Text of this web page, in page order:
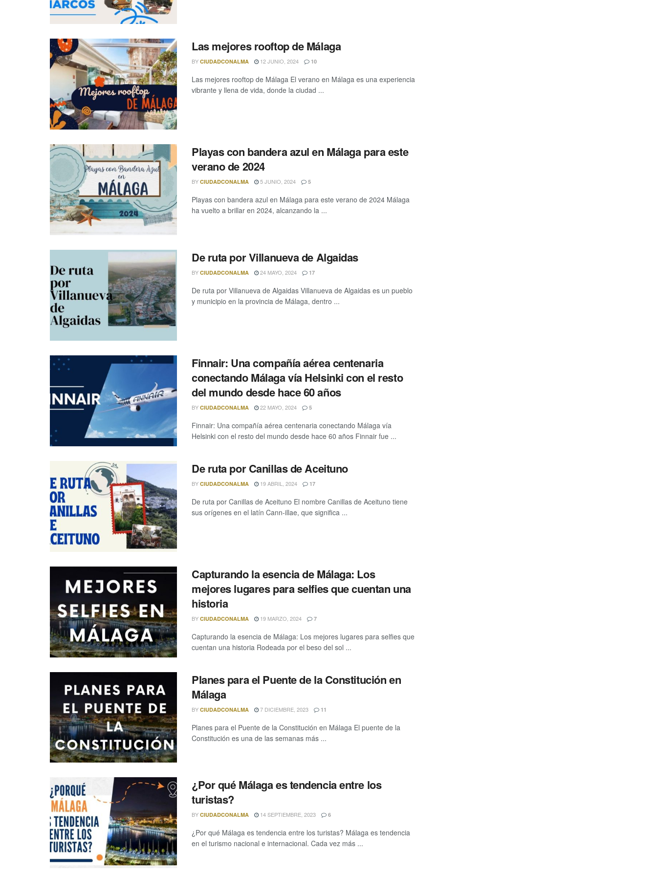
Las mejores rooftop de Málaga
BY CIUDADCONALMA 12 JUNIO, 2024 10
Las mejores rooftop de Málaga El verano en Málaga es una experiencia
vibrante y llena de vida, donde la ciudad ...
Playas con bandera azul en Málaga para este
verano de 2024
BY CIUDADCONALMA 5 JUNIO, 2024 5
Playas con bandera azul en Málaga para este verano de 2024 Málaga
ha vuelto a brillar en 2024, alcanzando la ...
De ruta por Villanueva de Algaidas
BY CIUDADCONALMA 24 MAYO, 2024 17
De ruta por Villanueva de Algaidas Villanueva de Algaidas es un pueblo
y municipio en la provincia de Málaga, dentro ...
Finnair: Una compañía aérea centenaria
conectando Málaga vía Helsinki con el resto
del mundo desde hace 60 años
BY CIUDADCONALMA 22 MAYO, 2024 5
Finnair: Una compañía aérea centenaria conectando Málaga vía
Helsinki con el resto del mundo desde hace 60 años Finnair fue ...
De ruta por Canillas de Aceituno
BY CIUDADCONALMA 19 ABRIL, 2024 17
De ruta por Canillas de Aceituno El nombre Canillas de Aceituno tiene
sus orígenes en el latín Cann-illae, que significa ...
Capturando la esencia de Málaga: Los
mejores lugares para selfies que cuentan una
historia
BY CIUDADCONALMA 19 MARZO, 2024 7
Capturando la esencia de Málaga: Los mejores lugares para selfies que
cuentan una historia Rodeada por el beso del sol ...
Planes para el Puente de la Constitución en
Málaga
BY CIUDADCONALMA 7 DICIEMBRE, 2023 11
Planes para el Puente de la Constitución en Málaga El puente de la
Constitución es una de las semanas más ...
¿Por qué Málaga es tendencia entre los
turistas?
BY CIUDADCONALMA 14 SEPTIEMBRE, 2023 6
¿Por qué Málaga es tendencia entre los turistas? Málaga es tendencia
en el turismo nacional e internacional. Cada vez más ...